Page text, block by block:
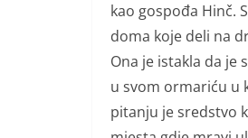
kao gospođa Hinč.
doma koje deli na
Ona je istakla da je
u svom ormariću u
pitanju je sredstvo